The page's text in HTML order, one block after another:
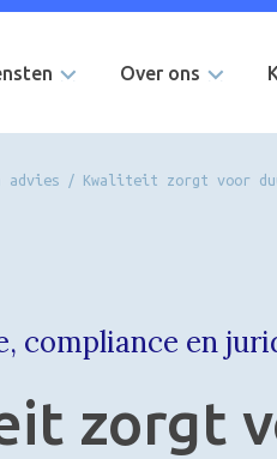
Over ons
advies / Kwaliteit zorgt voor
compliance en
zorgt